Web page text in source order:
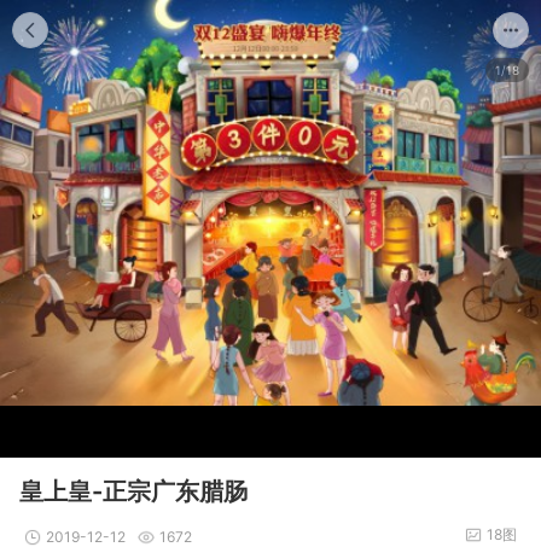
1/18
皇上皇-正宗广东腊肠
2019-12-12 1672 18图